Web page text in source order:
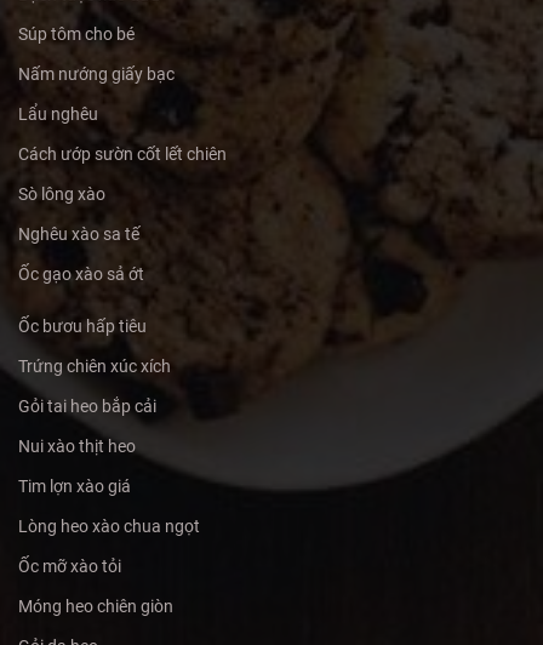
Súp tôm cho bé
Nấm nướng giấy bạc
Lẩu nghêu
Cách ướp sườn cốt lết chiên
Sò lông xào
Nghêu xào sa tế
Ốc gạo xào sả ớt
Ốc bươu hấp tiêu
Trứng chiên xúc xích
Gỏi tai heo bắp cải
Nui xào thịt heo
Tim lợn xào giá
Lòng heo xào chua ngọt
Ốc mỡ xào tỏi
Móng heo chiên giòn